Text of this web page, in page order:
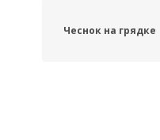
Чеснок на грядке